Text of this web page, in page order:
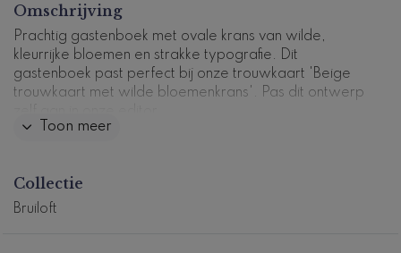
Omschrijving
Prachtig gastenboek met ovale krans van wilde,
kleurrijke bloemen en strakke typografie. Dit
gastenboek past perfect bij onze trouwkaart 'Beige
trouwkaart met wilde bloemenkrans'. Pas dit ontwerp
- Dit gastenboek heeft 36 bladen, dus 72 zijden om te
beschrijven
Toon meer
Collectie
Bruiloft